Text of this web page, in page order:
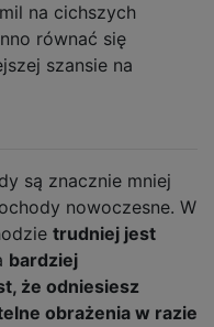
na cichszych
równać się
szansie na
są znacznie mniej
nowoczesne. W
trudniej jest
bardziej
że odniesiesz
obrażenia w razie